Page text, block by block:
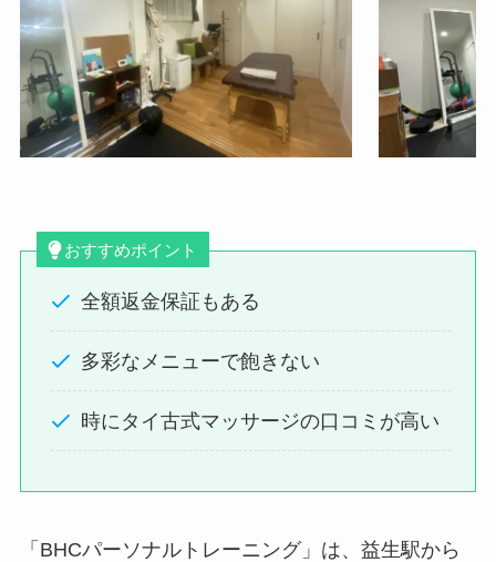
おすすめポイント
全額返金保証もある
多彩なメニューで飽きない
時にタイ古式マッサージの口コミが高い
「BHCパーソナルトレーニング」は、益生駅から